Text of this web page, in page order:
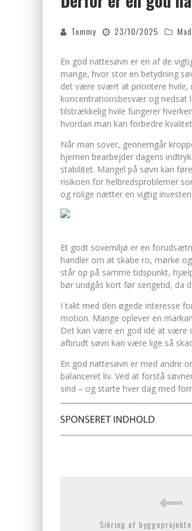
Tommy 23/10/2025
En god nattesøvn er en af de
mange, hvor stor en betydning
det være svært at prioritere hvile,
koncentrationsbesvær og nedsat
tilstrækkelig hvile fungerer
hvordan man kan forbedre
Når man sover, gennemgår
hjernen bearbejder dagens
stabilitet. Mangel på søvn kan
risikoen for helbredsproblemer
og rolige nætter en vigtig
Et godt sovemiljø er en
handler om at skabe ro, mørke
står op på samme tidspunkt,
bør undgås kort før sengetid, da
I takt med den øgede interesse
motion. Mange oplever en
Det kan være en god idé at være
afbrudt søvn kan være lige så
En god nattesøvn er med andre
balanceret liv. Ved at forstå
sind – og starte hver dag med
Sikring af